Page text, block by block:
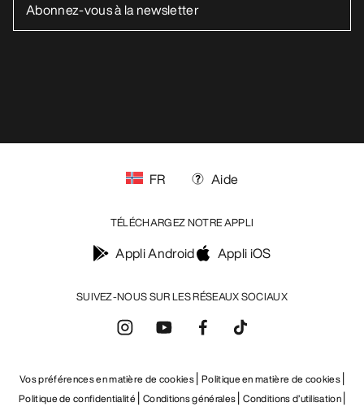
SUIVEZ-NOUS SUR LES RÉSEAUX SOCIAUX
FR Aide
TÉLÉCHARGEZ NOTRE APPLI
Appli Android Appli iOS
Vos préférences en matière de cookies Politique en matière de cookies
Politique de confidentialité Conditions générales Conditions d’utilisation